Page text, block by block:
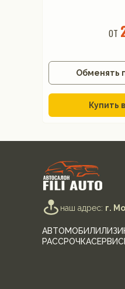
от
Обменять
Купить
наш адрес: г.
АВТОМОБИЛИ
РАССРОЧКАСЕРВИС